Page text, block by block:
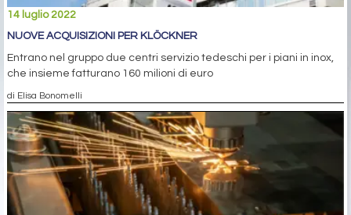
14 luglio 2022
NUOVE ACQUISIZIONI PER KLÖCKNER
Entrano nel gruppo due centri servizio tedeschi per i piani in inox,
che insieme fatturano 160 milioni di euro
di Elisa Bonomelli